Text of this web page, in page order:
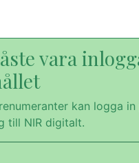
vara
kan logga
till NIR digitalt.